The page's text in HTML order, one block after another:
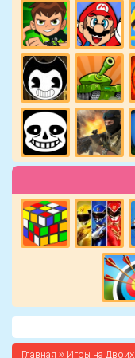
Главная » Игры на Двоих